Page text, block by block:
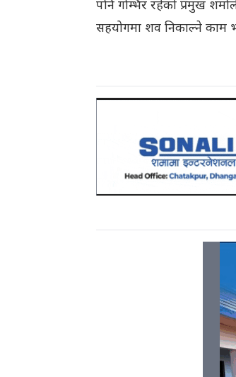
पनि गम्भिर रहेको प्रमुख
सहयोगमा शव निकाल्ने काम